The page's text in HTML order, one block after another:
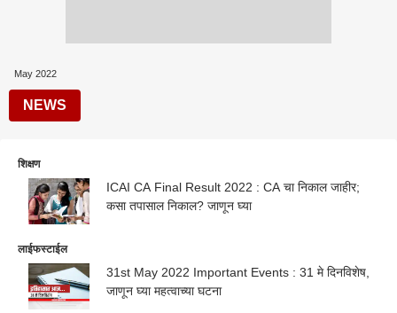
May 2022
NEWS
शिक्षण
ICAI CA Final Result 2022 : CA चा निकाल जाहीर;
कसा तपासाल निकाल? जाणून घ्या
लाईफस्टाईल
31st May 2022 Important Events : 31 मे दिनविशेष,
जाणून घ्या महत्वाच्या घटना